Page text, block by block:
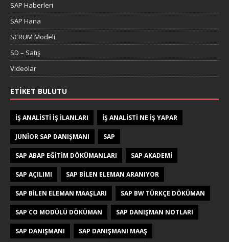
SAP Haberleri
SAP Hana
SCRUM Modeli
SD – Satış
Videolar
ETIKET BULUTU
IŞ ANALISTI IŞ ILANLARI IŞ ANALISTI NE IŞ YAPAR
JUNIOR SAP DANIŞMANI SAP
SAP ABAP EĞITIM DÖKÜMANLARI SAP AKADEMI
SAP AÇILIMI SAP BILEN ELEMAN ARANIYOR
SAP BILEN ELEMAN MAAŞLARI SAP BW TÜRKÇE DÖKÜMAN
SAP CO MODÜLÜ DÖKÜMAN SAP DANIŞMAN NOTLARI
SAP DANIŞMANI SAP DANIŞMANI MAAŞ